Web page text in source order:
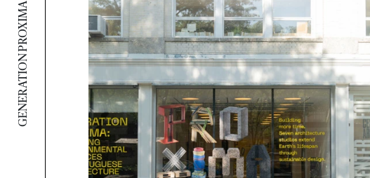
GENERATION PROXIMA